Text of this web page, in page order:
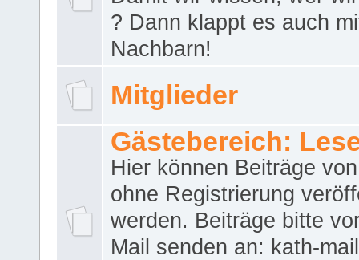
? Dann klappt es auch
Nachbarn!
Mitglieder
Gästebereich:
Hier können Beiträge
ohne Registrierung
werden. Beiträge bitte
Mail senden an: kath-